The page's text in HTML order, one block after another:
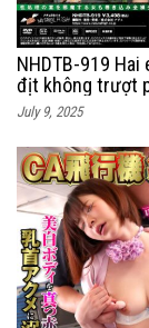
NHDTB-919
địt không trượt
July 9, 2025